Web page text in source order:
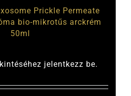
Prickle Permeate
bio-mikrotűs arckrém
50ml
jelentkezz be.